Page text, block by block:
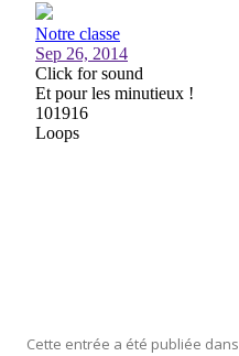
Cette entrée a été publiée dans